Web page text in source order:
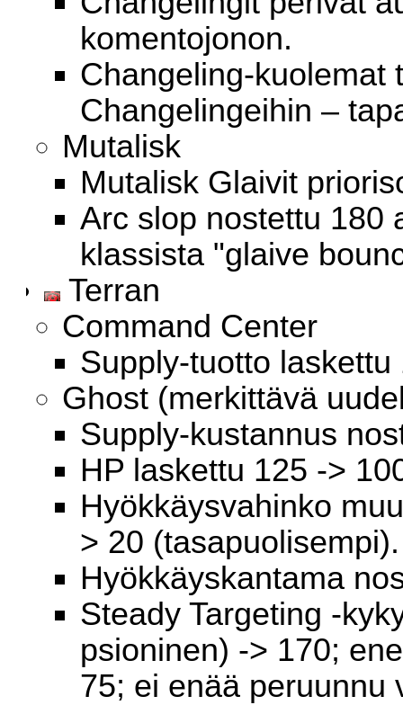
komentojonon.
Changeling-kuolemat
Changelingeihin –
Mutalisk
Mutalisk Glaivit
Arc slop nostettu 180
klassista "glaive
Terran
Command Center
Supply-tuotto laskettu
Ghost (merkittävä
Supply-kustannus
HP laskettu 125 ->
Hyökkäysvahinko
> 20 (tasapuolisempi).
Hyökkäyskantama
Steady Targeting -
psioninen) -> 170;
75; ei enää peruunnu